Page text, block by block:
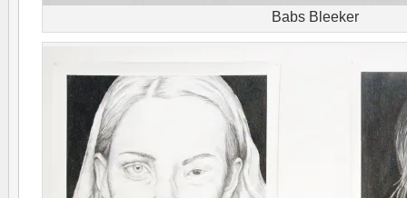
Babs Bleeker